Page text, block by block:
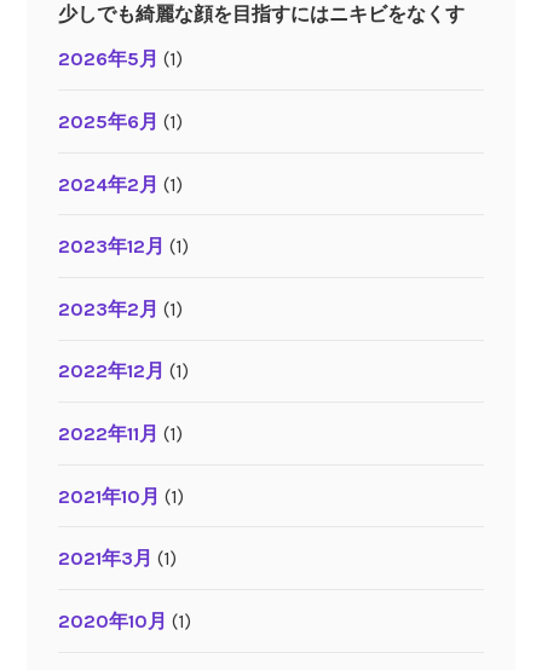
少しでも綺麗な顔を目指すにはニキビをなくす
2026年5月 (1)
2025年6月 (1)
2024年2月 (1)
2023年12月 (1)
2023年2月 (1)
2022年12月 (1)
2022年11月 (1)
2021年10月 (1)
2021年3月 (1)
2020年10月 (1)